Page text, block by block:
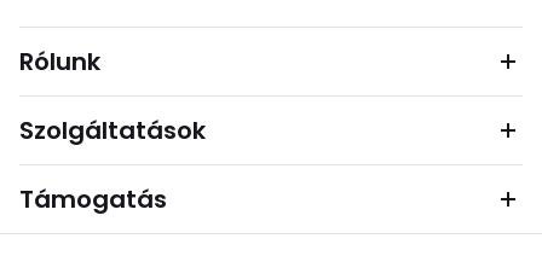
Rólunk
Szolgáltatások
Támogatás